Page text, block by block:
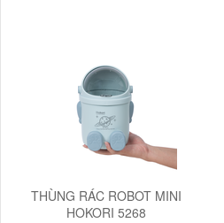
THÙNG RÁC ROBOT MINI
HOKORI 5268